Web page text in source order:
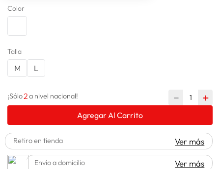
6.
9. cocina
10. lavadora
Color
Talla
M L
¡Sólo2a nivel nacional! ＋
－
Agregar Al Carrito
Retiro en tienda Ver más
Envío a domicilio Ver más